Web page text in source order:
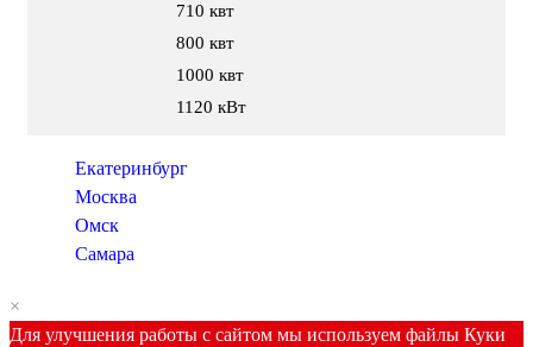
710 квт
800 квт
1000 квт
1120 кВт
Екатеринбург
Москва
Омск
Самара
×
Для улучшения работы с сайтом мы используем файлы Куки